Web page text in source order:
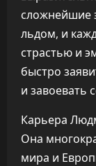
сложнейшие
льдом, и
страстью и
быстро
и завоевать
Карьера
Она
мира и